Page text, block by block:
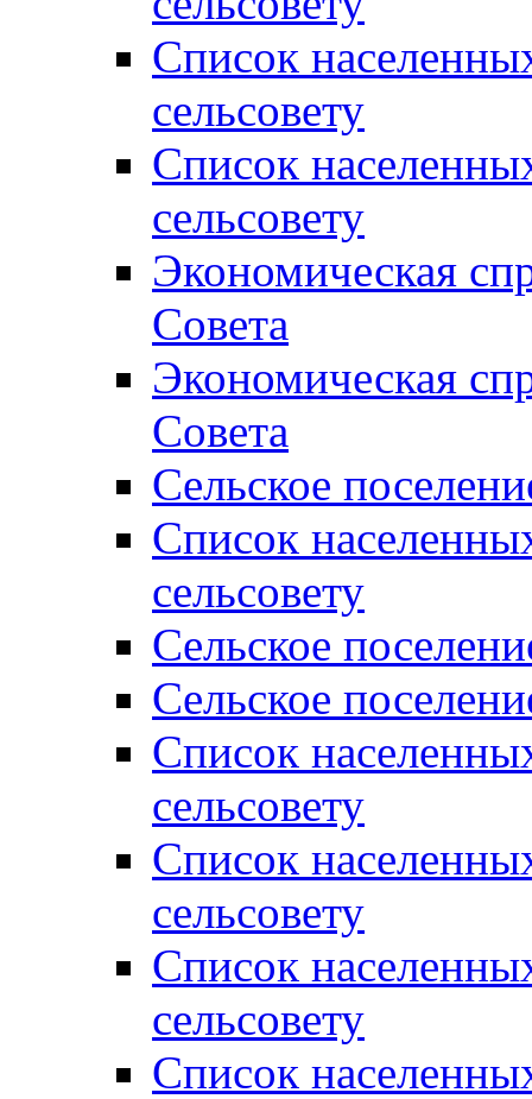
Список
сельсовету
Список
сельсовету
Экономическая
Совета
Экономическая
Совета
Сельское
Список
сельсовету
Сельское
Сельское
Список
сельсовету
Список
сельсовету
Список
сельсовету
Список